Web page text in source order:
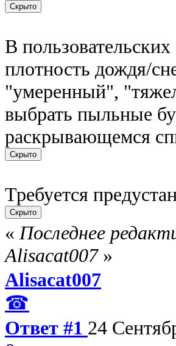
В
плотность дождя/
"умеренный",
выбрать пыльные
раскрывающемся
Требуется
« Последнее
Alisacat007»
Alisacat007
☎
Ответ #1 24